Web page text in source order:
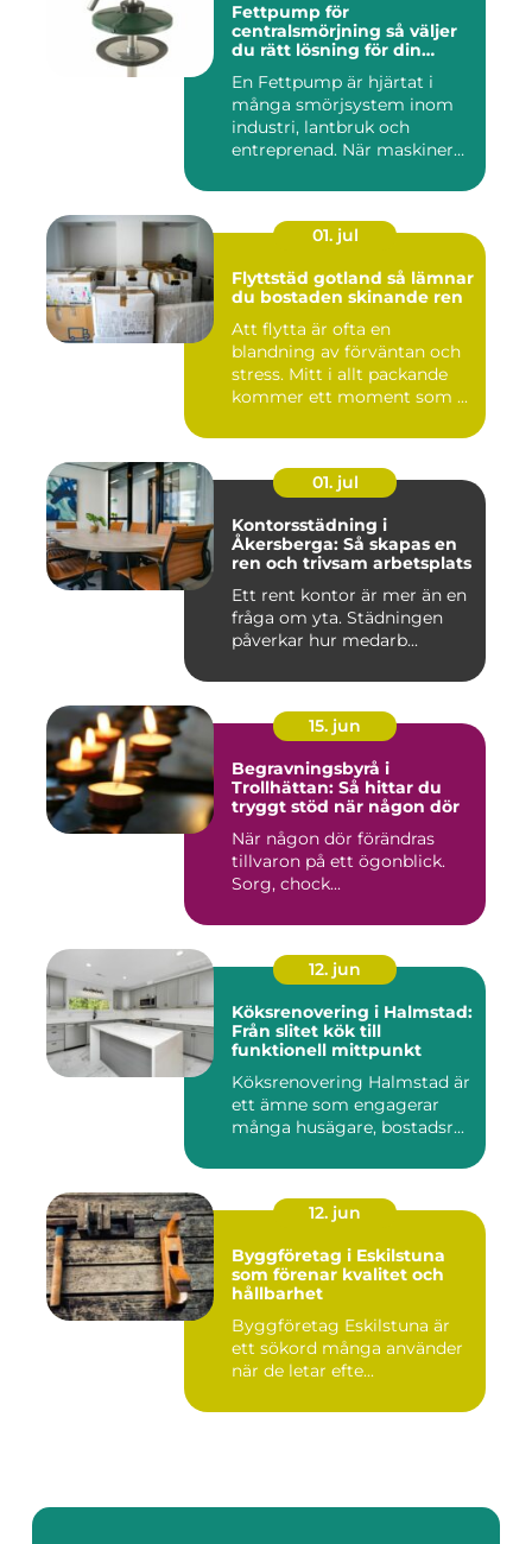
Fettpump för
centralsmörjning så väljer
du rätt lösning för din
En Fettpump är hjärtat i
många smörjsystem inom
industri, lantbruk och
entreprenad. När maskiner
01. jul
Flyttstäd gotland så lämnar
du bostaden skinande ren
Att flytta är ofta en
blandning av förväntan och
stress. Mitt i allt packande
kommer ett moment som ...
01. jul
Kontorsstädning i
Åkersberga: Så skapas en
ren och trivsam arbetsplats
Ett rent kontor är mer än en
fråga om yta. Städningen
påverkar hur medarb...
15. jun
Begravningsbyrå i
Trollhättan: Så hittar du
tryggt stöd när någon dör
När någon dör förändras
tillvaron på ett ögonblick.
Sorg, chock...
12. jun
Köksrenovering i Halmstad:
Från slitet kök till
funktionell mittpunkt
Köksrenovering Halmstad är
ett ämne som engagerar
många husägare, bostadsr...
12. jun
Byggföretag i Eskilstuna
som förenar kvalitet och
hållbarhet
Byggföretag Eskilstuna är
ett sökord många använder
när de letar efte...